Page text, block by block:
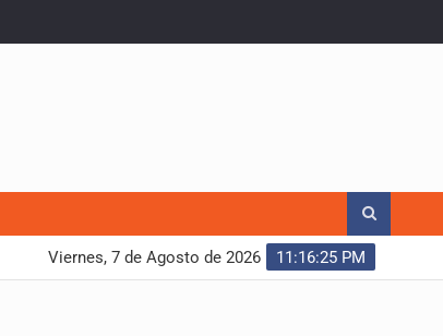
11:16:27 PM
Viernes, 7 de Agosto de 2026